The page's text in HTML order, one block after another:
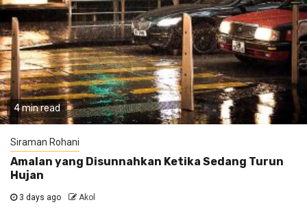
4 min read
Siraman Rohani
Amalan yang Disunnahkan Ketika Sedang Turun
Hujan
3 days ago Akol